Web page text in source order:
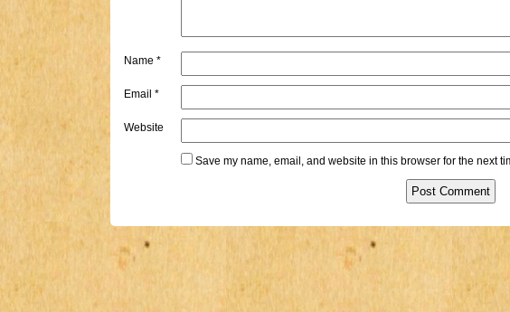
Name *
Email *
Website
Save my name, email, and website in this browser for the next